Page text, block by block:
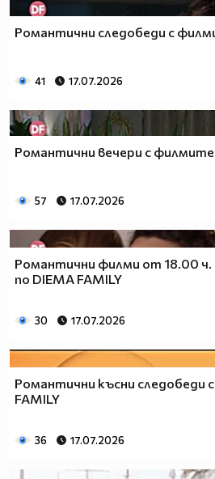
Романтични следобеди с
41 17.07.2026
Романтични вечери с филмите
57 17.07.2026
Романтични филми от 18.00 ч.
по DIEMA FAMILY
30 17.07.2026
Романтични късни следобеди
FAMILY
36 17.07.2026